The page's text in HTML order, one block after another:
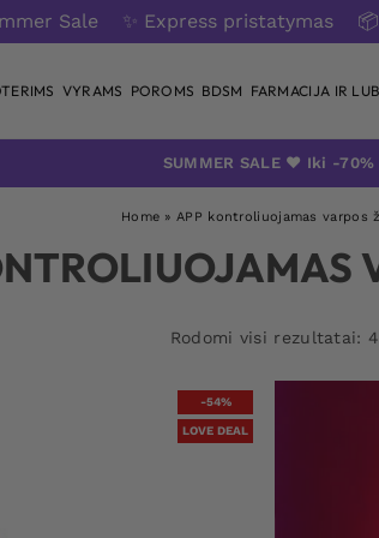
Sale ✨ Express pristatymas
VYRAMS POROMS BDSM FARMACIJA IR
SUMMER SALE ❤️ Iki -70%
Home »APP kontroliuojamas varpos
Rodomi visi rezultatai: 4
-54%
LOVE DEAL